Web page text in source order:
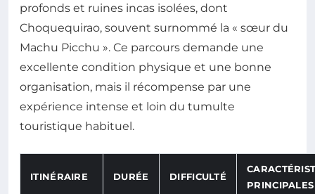
profonds et ruines incas isolées, dont
Choquequirao, souvent surnommé la « sœur du
Machu Picchu ». Ce parcours demande une
excellente condition physique et une bonne
organisation, mais il récompense par une
expérience intense et loin du tumulte
touristique habituel.
ITINÉRAIRE DURÉE DIFFICULTÉ
PRINCIPALES